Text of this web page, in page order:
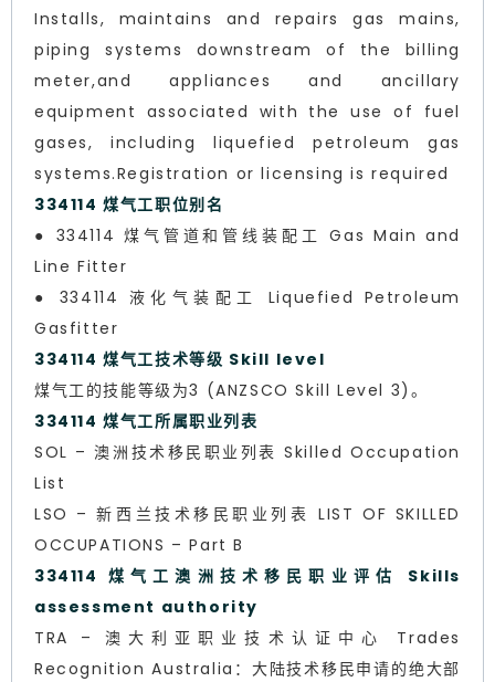
Installs, maintains and repairs gas mains,
piping systems downstream of the billing
meter,and appliances and ancillary
equipment associated with the use of fuel
gases, including liquefied petroleum gas
systems.Registration or licensing is required
334114 煤气工职位别名
● 334114 煤气管道和管线装配工 Gas Main and
Line Fitter
● 334114 液化气装配工 Liquefied Petroleum
Gasfitter
334114 煤气工技术等级 Skill level
煤气工的技能等级为3 (ANZSCO Skill Level 3)。
334114 煤气工所属职业列表
SOL – 澳洲技术移民职业列表 Skilled Occupation
List
LSO – 新西兰技术移民职业列表 LIST OF SKILLED
OCCUPATIONS – Part B
334114 煤气工澳洲技术移民职业评估 Skills
assessment authority
TRA – 澳大利亚职业技术认证中心 Trades
Recognition Australia：大陆技术移民申请的绝大部